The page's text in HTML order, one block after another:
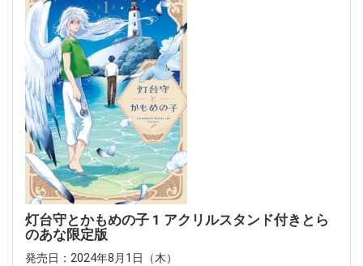
灯台守とかもめの子 1 アクリルスタンド付きとら
のあな限定版
発売日：2024年8月1日（木）